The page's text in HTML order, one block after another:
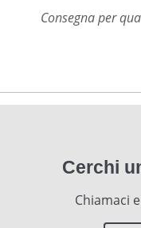
Consegna per
Cerchi
Chiamaci